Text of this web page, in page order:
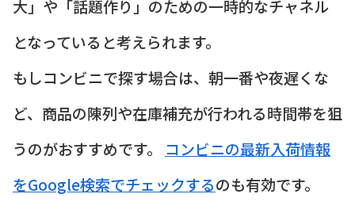
大」や「話題作り」のための一時的なチャネル
となっていると考えられます。
もしコンビニで探す場合は、朝一番や夜遅くな
ど、商品の陳列や在庫補充が行われる時間帯を狙
うのがおすすめです。 コンビニの最新入荷情報
をGoogle検索でチェックするのも有効です。